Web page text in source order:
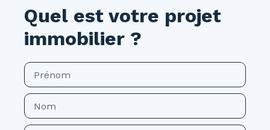
Quel est votre projet
immobilier ?
Prénom
Nom